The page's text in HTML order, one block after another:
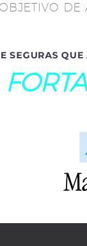
DE
SEGURAS